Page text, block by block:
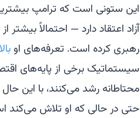
این ستونی است که ترامپ بیشترین
آزاد اعتقاد دارد — احتمالاً
رهبری کرده است. تعرفه‌های او
سیستماتیک برخی از پایه‌های
محتاطانه رشد می‌کنند، با این
حتی در حالی که او تلاش می‌کند